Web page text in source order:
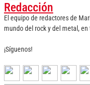
Redacción
El equipo de redactores de
mundo del rock y del metal,
¡Síguenos!